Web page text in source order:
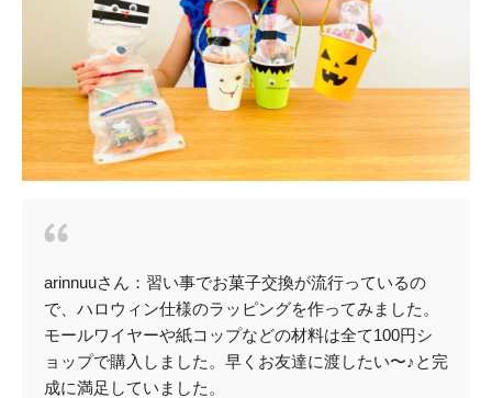
arinnuuさん：習い事でお菓子交換が流行っているの
で、ハロウィン仕様のラッピングを作ってみました。
モールワイヤーや紙コップなどの材料は全て100円シ
ョップで購入しました。早くお友達に渡したい〜♪と完
成に満足していました。